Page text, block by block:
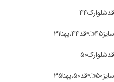
قد‌شلوارک۴۴
سایز۴۵👈قد۴۴،پهنا۳۱
قد‌شلوارک۵۰
سایز۵۰👈قد۵۰،پهنا۳۵